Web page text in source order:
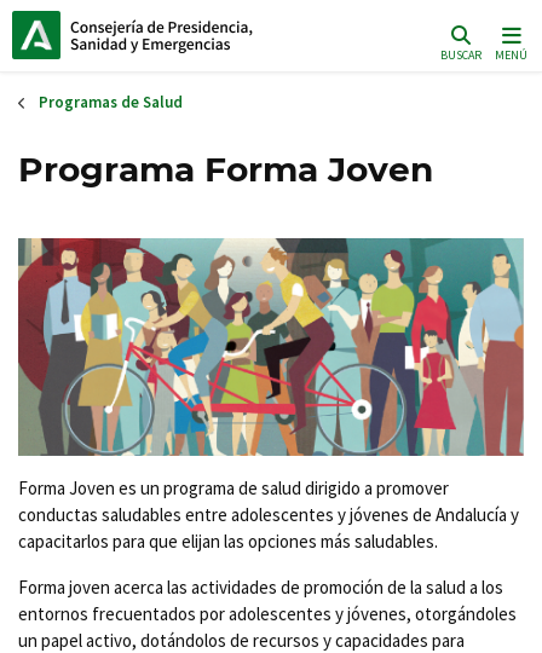
BUSCAR MENÚ
Programas de Salud
Programa Forma Joven
Forma Joven es un programa de salud dirigido a promover
conductas saludables entre adolescentes y jóvenes de Andalucía y
capacitarlos para que elijan las opciones más saludables.
Forma joven acerca las actividades de promoción de la salud a los
entornos frecuentados por adolescentes y jóvenes, otorgándoles
un papel activo, dotándolos de recursos y capacidades para